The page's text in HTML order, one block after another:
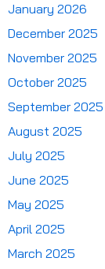
January 2026
December 2025
November 2025
October 2025
September 2025
August 2025
July 2025
June 2025
May 2025
April 2025
March 2025